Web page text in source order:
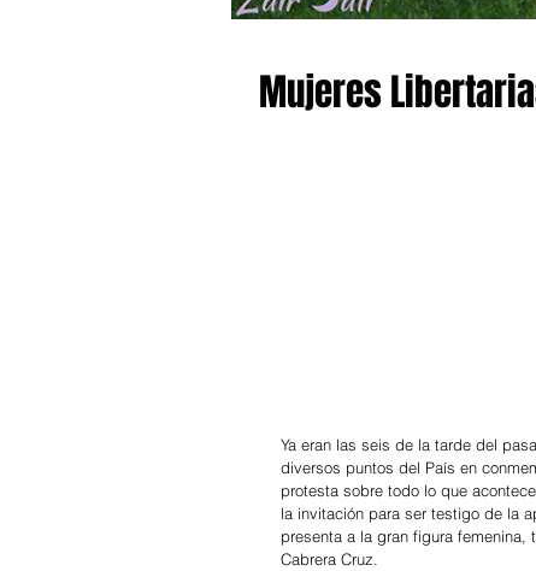
Mujeres
Ya eran las seis de la tarde del
diversos puntos del País en
protesta sobre todo lo que
la invitación para ser testigo de la
presenta a la gran figura
Cabrera Cruz.